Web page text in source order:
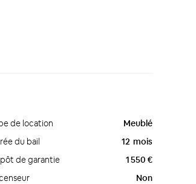
de location
Meublé
du bail 12 mois
de garantie
1 550 €
Non